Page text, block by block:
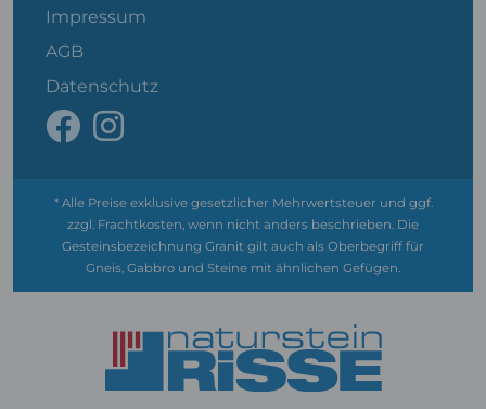
Impressum
AGB
Datenschutz
* Alle Preise exklusive gesetzlicher Mehrwertsteuer und ggf.
zzgl. Frachtkosten, wenn nicht anders beschrieben. Die
Gesteinsbezeichnung Granit gilt auch als Oberbegriff für
Gneis, Gabbro und Steine mit ähnlichen Gefügen.